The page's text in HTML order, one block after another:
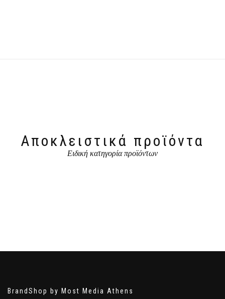
Αποκλειστικά προϊόντα
Ειδική κατηγορία προϊόντων
BrandShop by Most Media Athens